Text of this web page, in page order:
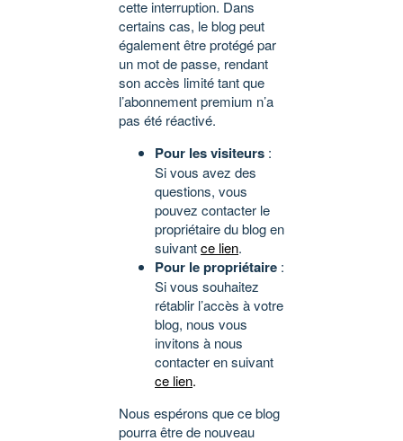
cette interruption. Dans
certains cas, le blog peut
également être protégé par
un mot de passe, rendant
son accès limité tant que
l’abonnement premium n’a
pas été réactivé.
Pour les visiteurs :
Si vous avez des
questions, vous
pouvez contacter le
propriétaire du blog en
suivantce lien.
Pour le propriétaire :
Si vous souhaitez
rétablir l’accès à votre
blog, nous vous
invitons à nous
contacter en suivant
ce lien.
Nous espérons que ce blog
pourra être de nouveau